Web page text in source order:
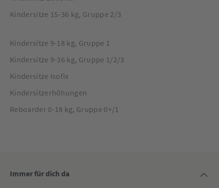
Kindersitze 15-36 kg, Gruppe 2/3
Kindersitze 9-18 kg, Gruppe 1
Kindersitze 9-36 kg, Gruppe 1/2/3
Kindersitze Isofix
Kindersitzerhöhungen
Reboarder 0-18 kg, Gruppe 0+/1
Immer für dich da